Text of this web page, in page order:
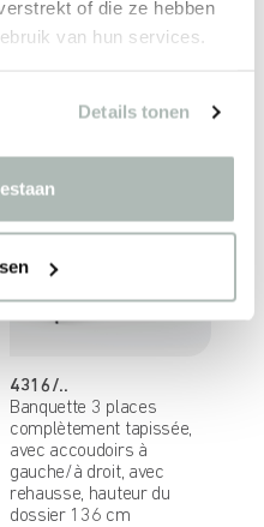
of die ze hebben
van hun services.
Details tonen
Banquette 3 places
complètement tapissée
dossier 78 cm
4316/..
Banquette 3 places
complètement tapissée,
avec accoudoirs à
gauche/à droit, avec
rehausse, hauteur du
dossier 136 cm